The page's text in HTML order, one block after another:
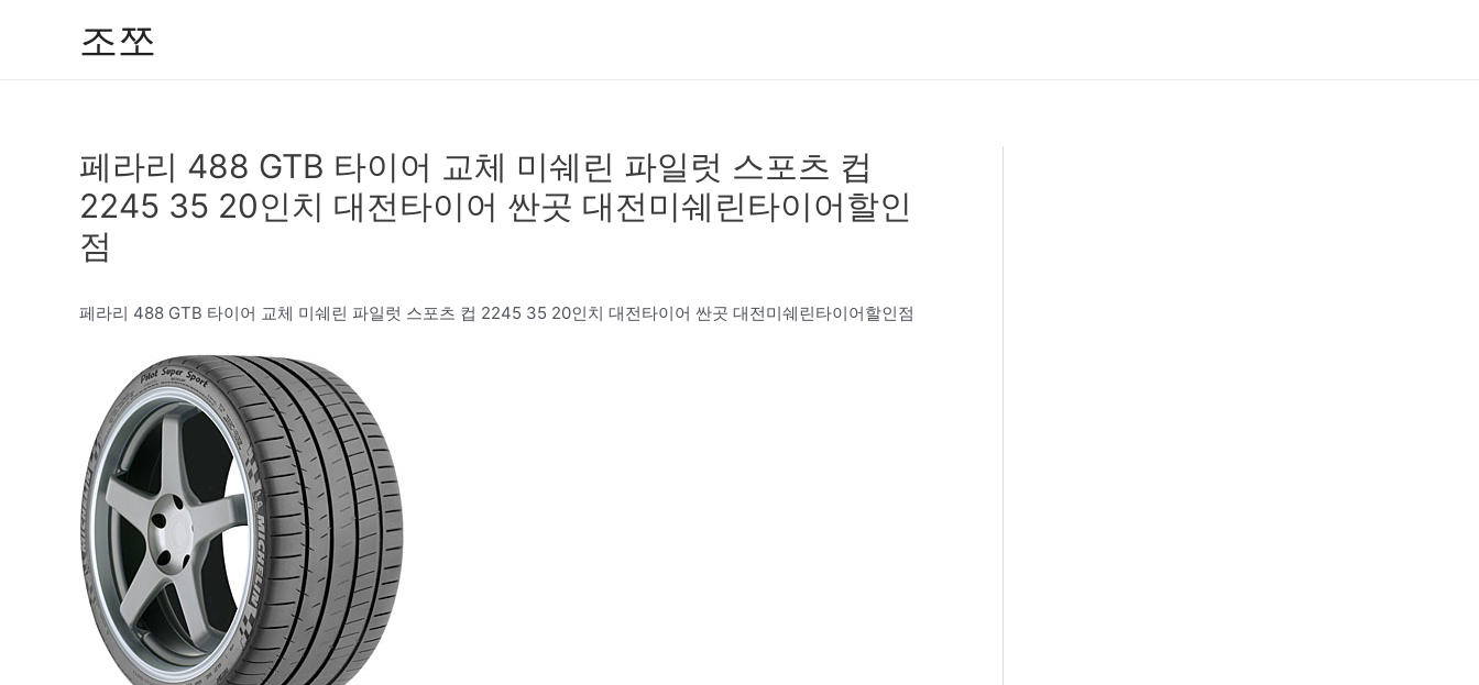
조쪼
페라리 488 GTB 타이어 교체 미쉐린 파일럿 스포츠 컵
2245 35 20인치 대전타이어 싼곳 대전미쉐린타이어할인
점
페라리 488 GTB 타이어 교체 미쉐린 파일럿 스포츠 컵 2245 35 20인치 대전타이어 싼곳 대전미쉐린타이어할인점